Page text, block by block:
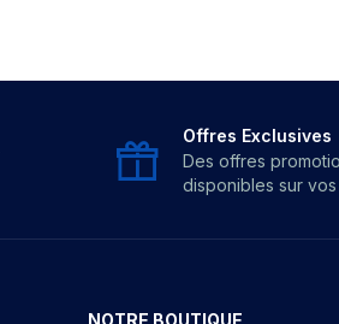
Offres Exclusives
Des offres
disponibles sur vos
NOTRE BOUTIQUE